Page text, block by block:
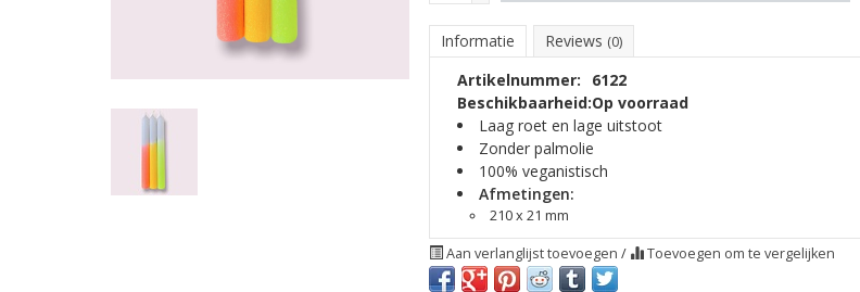
Informatie Reviews (0)
Artikelnummer:
6122
Beschikbaarheid:Op voorraad
Laag roet en lage uitstoot
Zonder palmolie
100% veganistisch
Afmetingen:
210 x 21 mm
Aan verlanglijst toevoegen / Toevoegen om te vergelijken